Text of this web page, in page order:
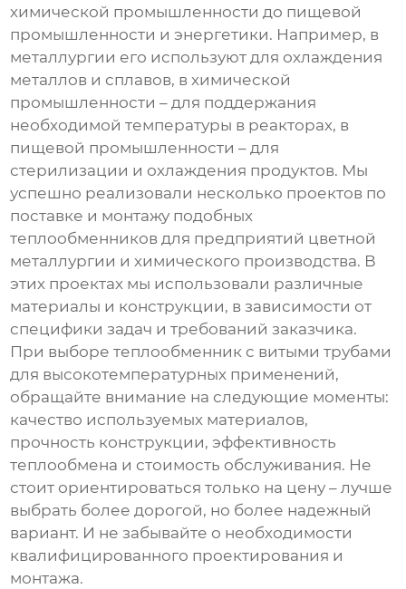
химической промышленности до пищевой
промышленности и энергетики. Например, в
металлургии его используют для охлаждения
металлов и сплавов, в химической
промышленности – для поддержания
необходимой температуры в реакторах, в
пищевой промышленности – для
стерилизации и охлаждения продуктов. Мы
успешно реализовали несколько проектов по
поставке и монтажу подобных
теплообменников для предприятий цветной
металлургии и химического производства. В
этих проектах мы использовали различные
материалы и конструкции, в зависимости от
специфики задач и требований заказчика.
При выборетеплообменник с витыми трубами
для высокотемпературных применений,
обращайте внимание на следующие моменты:
качество используемых материалов,
прочность конструкции,эффективность
теплообмена и стоимость обслуживания. Не
стоит ориентироваться только на цену – лучше
выбрать более дорогой, но более надежный
вариант. И не забывайте о необходимости
квалифицированного проектирования и
монтажа.